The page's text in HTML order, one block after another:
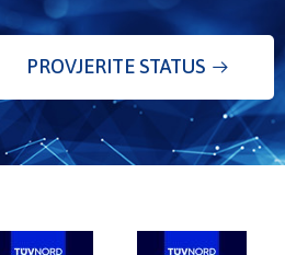
PROVJERITE STATUS